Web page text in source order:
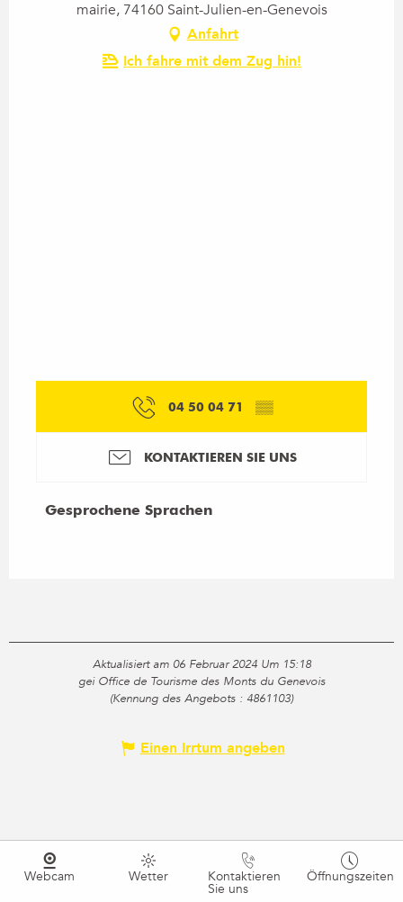
mairie, 74160 Saint-Julien-en-Genevois
Anfahrt
Ich fahre mit dem Zug hin!
04 50 04 71 ▒▒
KONTAKTIEREN SIE UNS
Gesprochene Sprachen
Gesprochene Sprachen
Aktualisiert am 06 Februar 2024 Um 15:18
gei Office de Tourisme des Monts du Genevois
(Kennung des Angebots : 4861103)
Einen Irrtum angeben
Webcam Wetter Kontaktieren
Sie uns
Öffnungszeiten